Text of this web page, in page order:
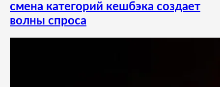
смена категорий кешбэка создает
волны спроса